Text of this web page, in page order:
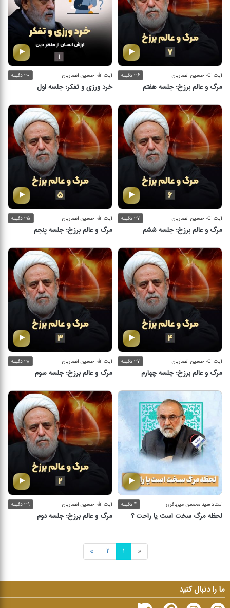
آیت الله حسین انصاریان ۳۶ دقیقه
مرگ و عالم برزخ؛ جلسه هفتم
آیت الله حسین انصاریان ۳۰ دقیقه
خرد ورزی و تفکر؛ جلسه اول
آیت الله حسین انصاریان ۳۷ دقیقه
مرگ و عالم برزخ؛ جلسه ششم
آیت الله حسین انصاریان ۳۵ دقیقه
مرگ و عالم برزخ؛ جلسه پنجم
آیت الله حسین انصاریان ۳۷ دقیقه
مرگ و عالم برزخ؛ جلسه چهارم
آیت الله حسین انصاریان ۳۸ دقیقه
مرگ و عالم برزخ؛ جلسه سوم
استاد سید محسن میرباقری ۴ دقیقه
لحظه مرگ سخت است یا راحت ؟
آیت الله حسین انصاریان ۳۹ دقیقه
مرگ و عالم برزخ؛ جلسه دوم
« ۱ ۲ »
ما را دنبال کنید